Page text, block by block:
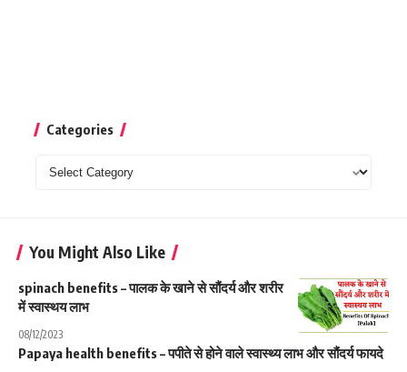
Categories
Categories
You Might Also Like
spinach benefits – पालक के खाने से सौंदर्य और शरीर
में स्वास्थय लाभ
08/12/2023
Papaya health benefits – पपीते से होने वाले स्वास्थ्य लाभ और सौंदर्य फायदे